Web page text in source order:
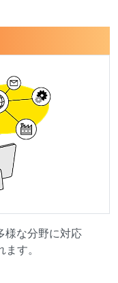
様な分野に対応
す。